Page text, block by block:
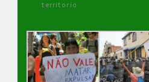
territorio